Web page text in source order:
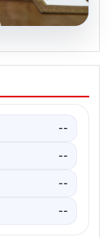
--
--
--
--